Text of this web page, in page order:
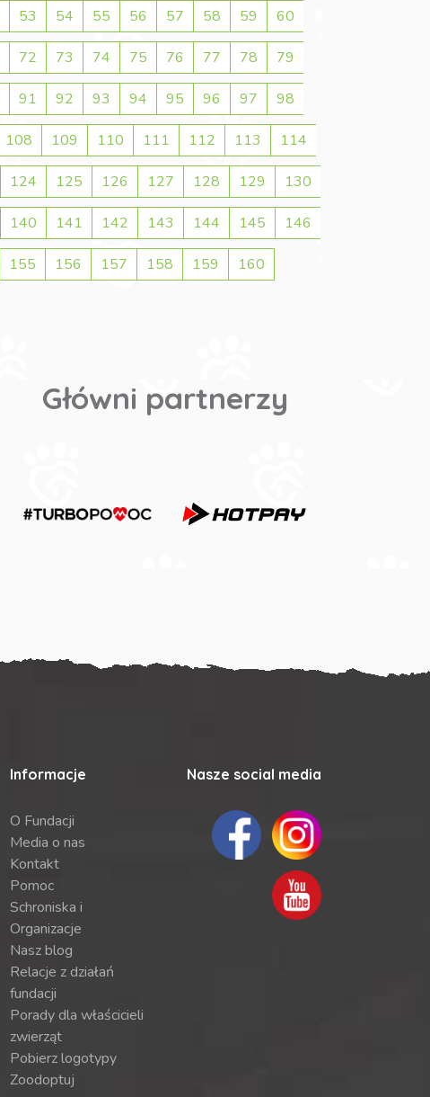
53 54 55 56 57 58 59 60
72 73 74 75 76 77 78 79
91 92 93 94 95 96 97 98
108 109 110 111 112 113 114
124 125 126 127 128 129 130
140 141 142 143 144 145 146
155 156 157 158 159 160
Główni partnerzy
Informacje
O Fundacji
Media o nas
Kontakt
Pomoc
Schroniska i
Organizacje
Nasz blog
Relacje z działań
fundacji
Porady dla właścicieli
zwierząt
Pobierz logotypy
Zoodoptuj
Nasze social media